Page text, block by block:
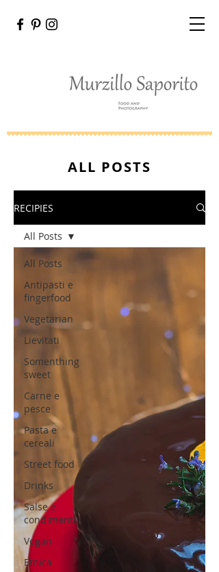
RECIPIES
All Posts
Antipasti e
fingerfood
Vegetarian
Lievitati
Somenthing
sweet
Carne e
pesce
Pasta e
cereali
Street food
Drinks
Salse e
condimenti
Vegan
Etnica
All Posts
ALL POSTS